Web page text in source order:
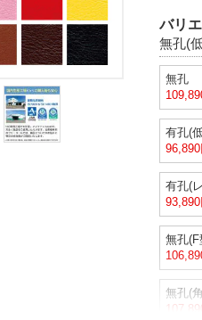
バリ
無孔(
無孔
有孔(
有孔(
無孔
無孔(